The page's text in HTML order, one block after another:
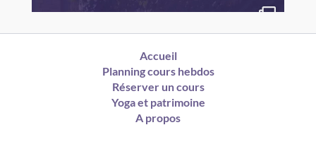
Accueil
Planning cours hebdos
Réserver un cours
Yoga et patrimoine
A propos